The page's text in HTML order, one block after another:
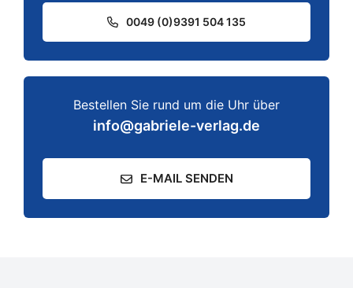
0049 (0)9391 504 135
Bestellen Sie rund um die Uhr über
info@gabriele-verlag.de
E-MAIL SENDEN